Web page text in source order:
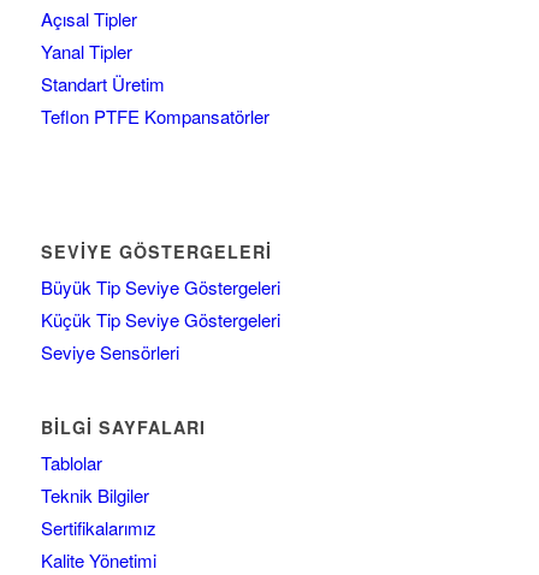
Açısal Tipler
Yanal Tipler
Standart Üretim
Teflon PTFE Kompansatörler
SEVIYE GÖSTERGELERI
Büyük Tip Seviye Göstergeleri
Küçük Tip Seviye Göstergeleri
Seviye Sensörleri
BILGI SAYFALARI
Tablolar
Teknik Bilgiler
Sertifikalarımız
Kalite Yönetimi